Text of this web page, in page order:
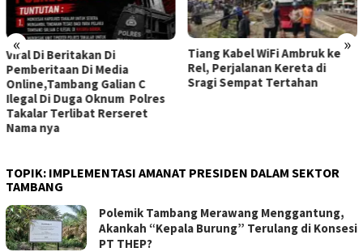
« »
Viral Di Beritakan Di
Pemberitaan Di Media
Online,Tambang Galian C
Ilegal Di Duga Oknum Polres
Takalar Terlibat Rerseret
Nama nya
Tiang Kabel WiFi Ambruk ke
Rel, Perjalanan Kereta di
Sragi Sempat Tertahan
TOPIK: IMPLEMENTASI AMANAT PRESIDEN DALAM SEKTOR
TAMBANG
Polemik Tambang Merawang Menggantung,
Akankah “Kepala Burung” Terulang di Konsesi
PT THEP?